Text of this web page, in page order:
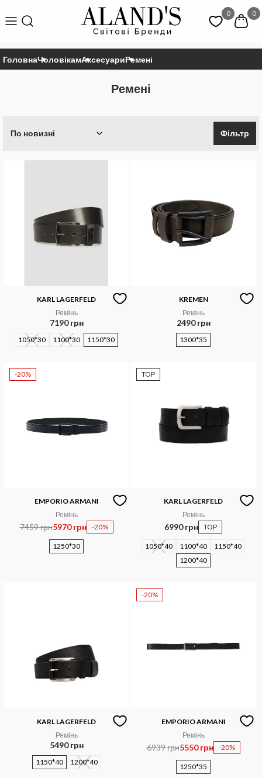
0 0
ГоловнаЧоловікамАксесуариРемені
Ремені
По новизні Фільтр
KARL LAGERFELD
Ремінь
7190 грн
1050*30 1100*30 1150*30
KREMEN
Ремінь
2490 грн
1300*35
-20%
EMPORIO ARMANI
Ремінь
7459 грн5970 грн -20%
1250*30
TOP
KARL LAGERFELD
Ремінь
6990 грн TOP
1050*40 1100*40
1150*40
1200*40
KARL LAGERFELD
Ремінь
5490 грн
1150*40 1200*40
-20%
EMPORIO ARMANI
Ремінь
6939 грн5550 грн -20%
1250*35